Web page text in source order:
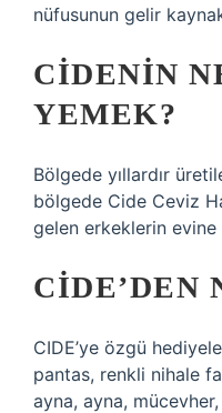
nüfusunun gelir
CIDENIN
YEMEK?
Bölgede yıllardır
bölgede Cide Ceviz
gelen erkeklerin
CIDE’DEN
CIDE’ye özgü
pantas, renkli nihale
ayna, ayna,